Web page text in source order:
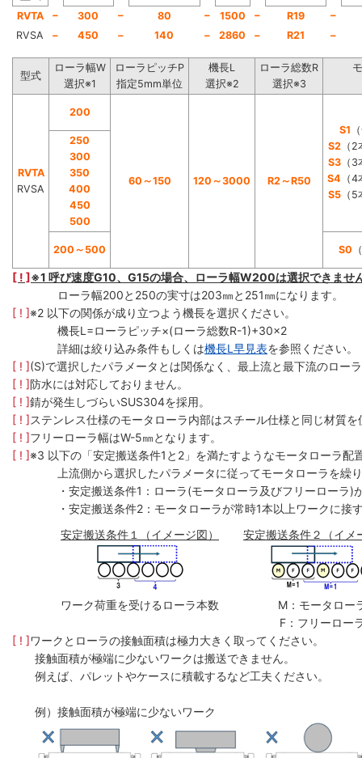
RVTA
− 300 − 80 − 1500 − R19
−
RVSA
− 450 − 140 − 2860 − R21 −
型式
ローラ幅W
選択※1
ローラピッチP
指定5mm単位
機長L
選択※2
ローラ総数R
選択※3
RVTA
RVSA
200
60～150 120～3000 R2～R50
S1
S2（2
S3（3
S4 （
S5（5
250
300
350
400
450
500
200～500 S0
[ ! ]※1 呼び速度G10、G15の場合、ローラ幅W200は選択できませ
ローラ幅200と250の実寸は203㎜と251㎜になります。
[ ! ]※2 以下の関係が成り立つよう機長を選択ください。
機長L=ローラピッチ×(ローラ総数R-1)+30×2
詳細は絞り込み条件もしくは機長L早見表を参照ください。
[ ! ](S)で選択したパラメータとは関係なく、最上流と最下流のロー
[ ! ]防水には対応しておりません。
[ ! ]錆が発生しづらいSUS304を採用。
[ ! ]ステンレス仕様のモータローラ内部はスチール仕様と同じ材質
[ ! ]フリーローラ幅はW-5㎜となります。
[ ! ]※3 以下の「安定搬送条件1と2」を満たすようなモータローラ配
上流側から選択したパラメータに従ってモータローラを繰
・安定搬送条件1：ローラ(モータローラ及びフリーローラ
・安定搬送条件2：モータローラが常時1本以上ワークに接
安定搬送条件１（イメージ図）
ワーク荷重を受けるローラ本数
安定搬送条件２（イメ
M：モータロー
F：フリーロー
[ ! ]ワークとローラの接触面積は極力大きく取ってください。
接触面積が極端に少ないワークは搬送できません。
例えば、パレットやケースに積載するなど工夫ください。
例）接触面積が極端に少ないワーク